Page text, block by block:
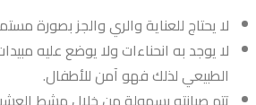
لا يحتاج للعناية والري والجز بصورة
لا يوجد به انحناءات ولا يوضع عليه
الطبيعي لذلك فهو آمن للأطفال.